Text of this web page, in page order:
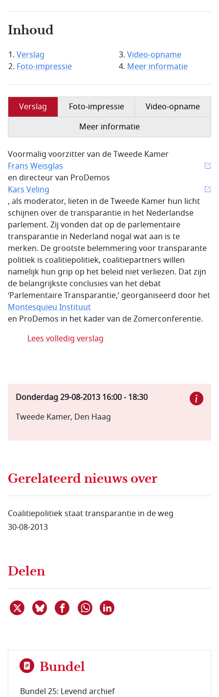
Inhoud
Verslag
Foto-impressie
Video-opname
Meer informatie
Verslag Foto-impressie
Video-opname
Meer informatie
Voormalig voorzitter van de Tweede Kamer
Frans Weisglas
en directeur van ProDemos
Kars Veling
, als moderator, lieten in de Tweede Kamer hun licht
schijnen over de transparantie in het Nederlandse
parlement. Zij vonden dat op de parlementaire
transparantie in Nederland nogal wat aan is te
merken. De grootste belemmering voor transparante
politiek is coalitiepolitiek, coalitiepartners willen
namelijk hun grip op het beleid niet verliezen. Dat zijn
de belangrijkste conclusies van het debat
‘Parlementaire Transparantie,’ georganiseerd door het
Montesquieu Instituut
en ProDemos in het kader van de Zomerconferentie.
Lees volledig verslag
Donderdag 29-08-2013 16:00-18:30
Tweede Kamer, Den Haag
Gerelateerd nieuws over
Coalitiepolitiek staat transparantie in de weg
30-08-2013
Delen
Deel dit item op X
Deel dit item op Bluesky
Deel dit item op Facebook
Delen via WhatsApp
Bundel
Bundel 25: Levend archief